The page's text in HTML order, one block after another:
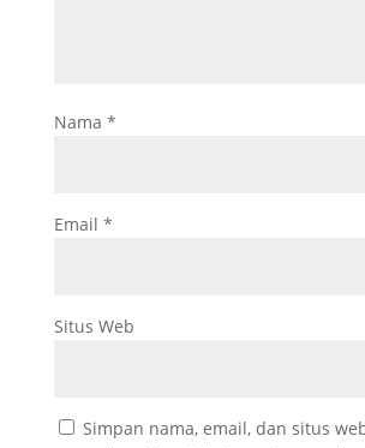
Nama *
Email *
Situs Web
Simpan nama, email, dan situs